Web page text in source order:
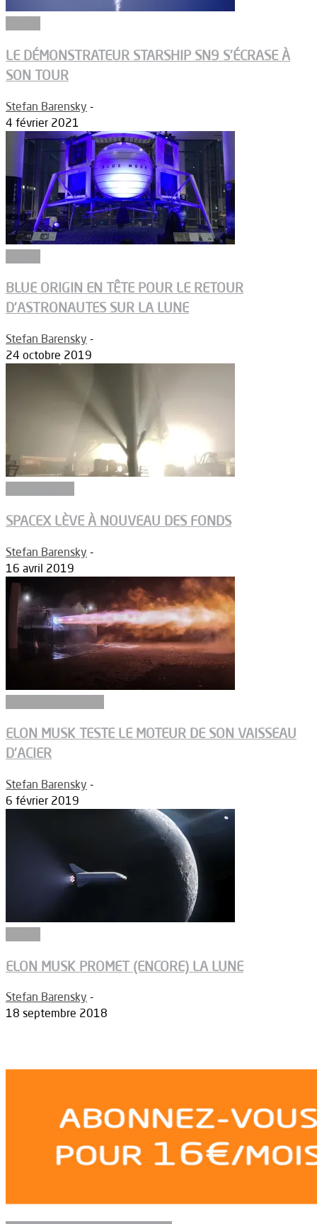
LE DÉMONSTRATEUR STARSHIP SN9 S’ÉCRASE À
SON TOUR
Stefan Barensky -
4 février 2021
BLUE ORIGIN EN TÊTE POUR LE RETOUR
D’ASTRONAUTES SUR LA LUNE
Stefan Barensky -
24 octobre 2019
SPACEX LÈVE À NOUVEAU DES FONDS
Stefan Barensky -
16 avril 2019
ELON MUSK TESTE LE MOTEUR DE SON VAISSEAU
D’ACIER
Stefan Barensky -
6 février 2019
ELON MUSK PROMET (ENCORE) LA LUNE
Stefan Barensky -
18 septembre 2018